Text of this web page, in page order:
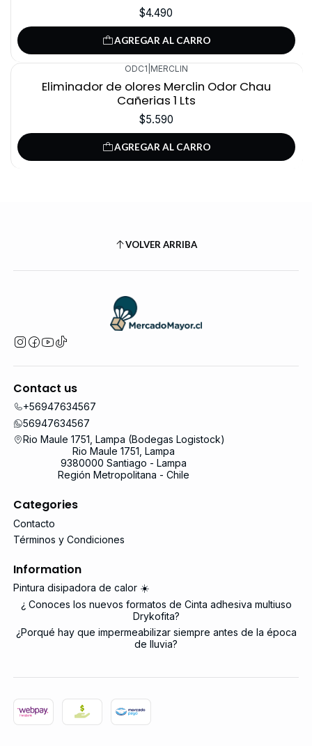
$4.490
AGREGAR AL CARRO
ODC1 MERCLIN
Eliminador de olores Merclin Odor Chau
Cañerias 1 Lts
$5.590
AGREGAR AL CARRO
VOLVER ARRIBA
Contact us
+56947634567
56947634567
Rio Maule 1751, Lampa (Bodegas Logistock)
Rio Maule 1751, Lampa
9380000 Santiago - Lampa
Región Metropolitana - Chile
Categories
Contacto
Términos y Condiciones
Information
Pintura disipadora de calor ☀️
¿ Conoces los nuevos formatos de Cinta adhesiva multiuso
Drykofita?
¿Porqué hay que impermeabilizar siempre antes de la época
de lluvia?